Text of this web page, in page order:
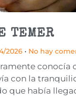
TEMER
2026 No hay
conocía
con la
que había